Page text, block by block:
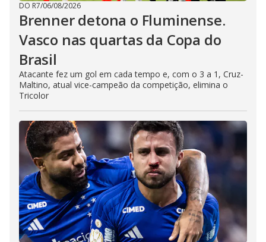
DO R7/06/08/2026
Brenner detona o Fluminense.
Vasco nas quartas da Copa do
Brasil
Atacante fez um gol em cada tempo e, com o 3 a 1, Cruz-
Maltino, atual vice-campeão da competição, elimina o
Tricolor